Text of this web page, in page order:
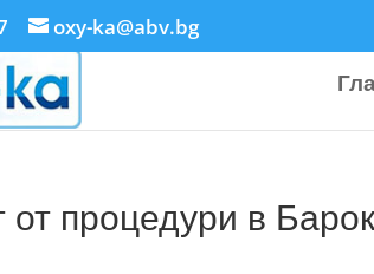
oxy-ka@abv.bg
от процедури в